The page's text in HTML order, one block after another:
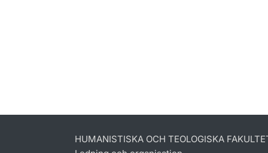
HUMANISTISKA OCH TEOLOGISKA